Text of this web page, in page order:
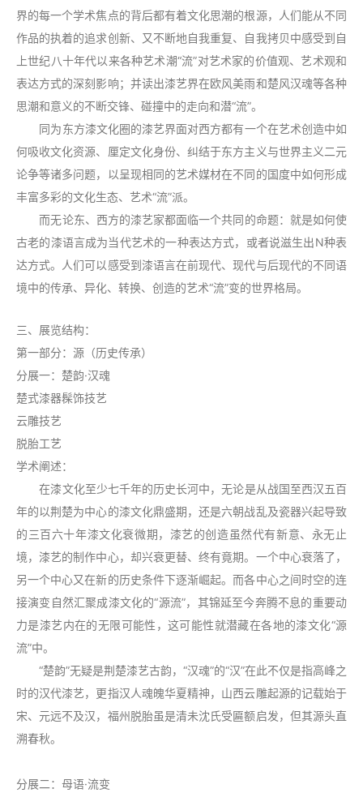
界的每一个学术焦点的背后都有着文化思潮的根源，人们能从不同
作品的执着的追求创新、又不断地自我重复、自我拷贝中感受到自
上世纪八十年代以来各种艺术潮“流”对艺术家的价值观、艺术观和
表达方式的深刻影响；并读出漆艺界在欧风美雨和楚风汉魂等各种
思潮和意义的不断交锋、碰撞中的走向和潜“流”。
同为东方漆文化圈的漆艺界面对西方都有一个在艺术创造中如
何吸收文化资源、厘定文化身份、纠结于东方主义与世界主义二元
论争等诸多问题，以呈现相同的艺术媒材在不同的国度中如何形成
丰富多彩的文化生态、艺术“流”派。
而无论东、西方的漆艺家都面临一个共同的命题：就是如何使
古老的漆语言成为当代艺术的一种表达方式，或者说滋生出N种表
达方式。人们可以感受到漆语言在前现代、现代与后现代的不同语
境中的传承、异化、转换、创造的艺术“流”变的世界格局。
三、展览结构：
第一部分：源（历史传承）
分展一：楚韵·汉魂
楚式漆器髹饰技艺
云雕技艺
脱胎工艺
学术阐述：
在漆文化至少七千年的历史长河中，无论是从战国至西汉五百
年的以荆楚为中心的漆文化鼎盛期，还是六朝战乱及瓷器兴起导致
的三百六十年漆文化衰微期，漆艺的创造虽然代有新意、永无止
境，漆艺的制作中心，却兴衰更替、终有竟期。一个中心衰落了，
另一个中心又在新的历史条件下逐渐崛起。而各中心之间时空的连
接演变自然汇聚成漆文化的“源流”，其锦延至今奔腾不息的重要动
力是漆艺内在的无限可能性，这可能性就潜藏在各地的漆文化“源
流”中。
“楚韵”无疑是荆楚漆艺古韵，“汉魂”的“汉”在此不仅是指高峰之
时的汉代漆艺，更指汉人魂魄华夏精神，山西云雕起源的记载始于
宋、元远不及汉，福州脱胎虽是清未沈氏受匾额启发，但其源头直
溯春秋。
分展二：母语·流变